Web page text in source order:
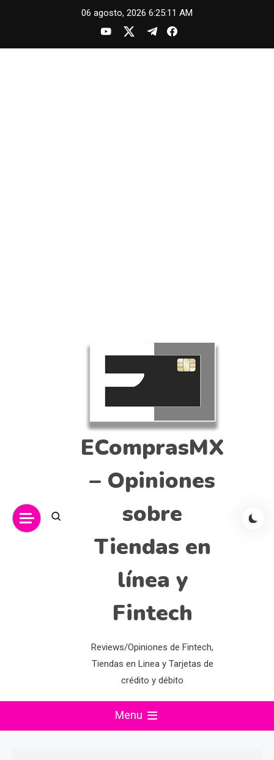
06 agosto, 2026 6:25:12 AM
EComprasMX
– Opiniones
sobre
Tiendas en
línea y
Fintech
Reviews/Opiniones de Fintech,
Tiendas en Linea y Tarjetas de
crédito y débito
Menu